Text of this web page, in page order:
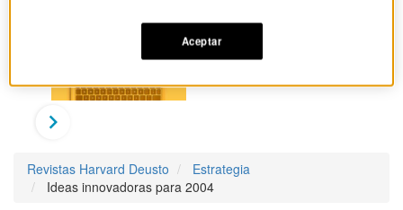
Revistas Harvard Deusto
Estrategia
Ideas innovadoras para 2004
Aceptar